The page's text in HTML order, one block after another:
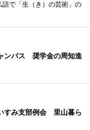
で「生（き）の芸術」の
ンパス 奨学金の周知進
すみ支部例会 里山暮ら